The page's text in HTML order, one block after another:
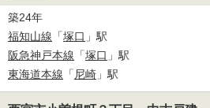
築24年
福知山線 「塚口 」駅
阪急神戸本線 「塚口 」駅
東海道本線 「 尼崎 」駅